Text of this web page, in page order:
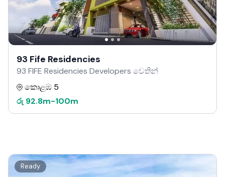
93 Fife Residencies
93 FIFE Residencies Developers වෙතින්
කොළඹ 5
රු 92.8m-100m
Ready